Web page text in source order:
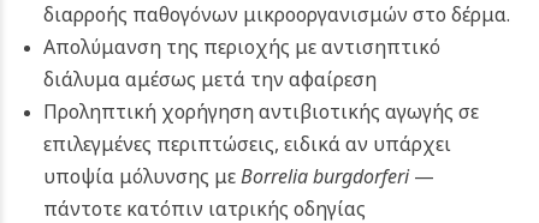
διαρροής παθογόνων μικροοργανισμών στο δέρμα.
Απολύμανση της περιοχής με αντισηπτικό
διάλυμα αμέσως μετά την αφαίρεση
Προληπτική χορήγηση αντιβιοτικής αγωγής σε
επιλεγμένες περιπτώσεις, ειδικά αν υπάρχει
υποψία μόλυνσης μεBorrelia burgdorferi—
πάντοτε κατόπιν ιατρικής οδηγίας